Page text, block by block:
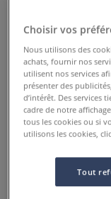
Vis
Choisir vos
Nous utilisons des
achats, fournir nos
utilisent nos services
présenter des
d’intérêt. Des services
cadre de notre
tous les cookies ou si
utilisons les cookies,
Tout